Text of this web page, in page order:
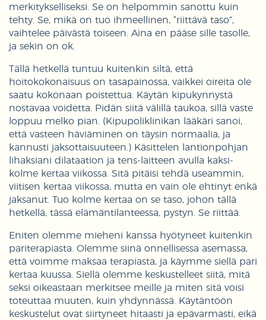
merkitykselliseksi. Se on helpommin sanottu kuin
tehty. Se, mikä on tuo ihmeellinen, “riittävä taso”,
vaihtelee päivästä toiseen. Aina en pääse sille tasolle,
ja sekin on ok.
Tällä hetkellä tuntuu kuitenkin siltä, että
hoitokokonaisuus on tasapainossa, vaikkei oireita ole
saatu kokonaan poistettua. Käytän kipukynnystä
nostavaa voidetta. Pidän siitä välillä taukoa, sillä vaste
loppuu melko pian. (Kipupoliklinikan lääkäri sanoi,
että vasteen häviäminen on täysin normaalia, ja
kannusti jaksottaisuuteen.) Käsittelen lantionpohjan
lihaksiani dilataation ja tens-laitteen avulla kaksi-
kolme kertaa viikossa. Sitä pitäisi tehdä useammin,
viitisen kertaa viikossa, mutta en vain ole ehtinyt enkä
jaksanut. Tuo kolme kertaa on se taso, johon tällä
hetkellä, tässä elämäntilanteessa, pystyn. Se riittää.
Eniten olemme mieheni kanssa hyötyneet kuitenkin
pariterapiasta. Olemme siinä onnellisessa asemassa,
että voimme maksaa terapiasta, ja käymme siellä pari
kertaa kuussa. Siellä olemme keskustelleet siitä, mitä
seksi oikeastaan merkitsee meille ja miten sitä voisi
toteuttaa muuten, kuin yhdynnässä. Käytäntöön
keskustelut ovat siirtyneet hitaasti ja epävarmasti, eikä